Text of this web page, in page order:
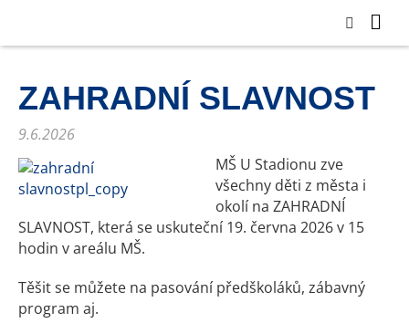
ZAHRADNÍ SLAVNOST
9.6.2026
MŠ U Stadionu zve
všechny děti z města i
okolí na ZAHRADNÍ
SLAVNOST, která se uskuteční 19. června 2026 v 15
hodin v areálu MŠ.
Těšit se můžete na pasování předškoláků, zábavný
program aj.